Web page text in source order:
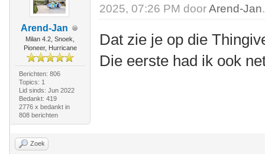
Arend-Jan
Milan 4.2, Snoek,
Pioneer, Hurricane
Berichten: 806
Topics: 1
Lid sinds: Jun 2022
Bedankt: 419
2776 x bedankt in
808 berichten
2025, 07:26 PM doorArend-Jan
Dat zie je op die
Die eerste had ik ook
Zoek